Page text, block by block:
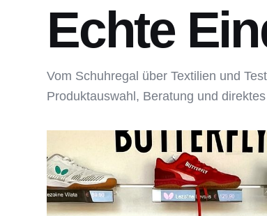
Echte
Vom Schuhregal über Textilien und
Produktauswahl, Beratung und